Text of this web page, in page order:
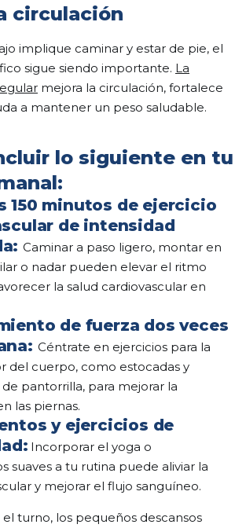
circulación
implique caminar y estar de pie, el
sigue siendo importante. La
mejora la circulación, fortalece
a mantener un peso saludable.
lo siguiente en tu
150 minutos de ejercicio
de intensidad
Caminar a paso ligero, montar en
o nadar pueden elevar el ritmo
la salud cardiovascular en
de fuerza dos veces
Céntrate en ejercicios para la
del cuerpo, como estocadas y
pantorrilla, para mejorar la
las piernas.
y ejercicios de
Incorporar el yoga o
suaves a tu rutina puede aliviar la
y mejorar el flujo sanguíneo.
turno, los pequeños descansos